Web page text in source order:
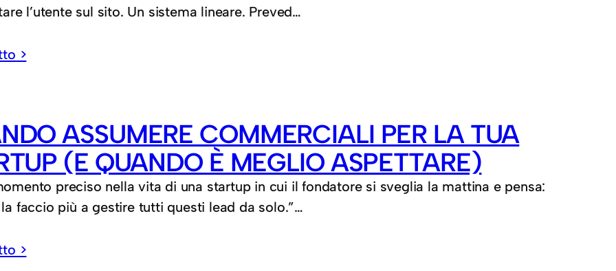
l’utente sul sito. Un sistema lineare. Preved…
>
ASSUMERE COMMERCIALI PER LA TUA
(E QUANDO È MEGLIO ASPETTARE)
preciso nella vita di una startup in cui il fondatore si sveglia la mattina e pensa:
la faccio più a gestire tutti questi lead da solo.”…
>